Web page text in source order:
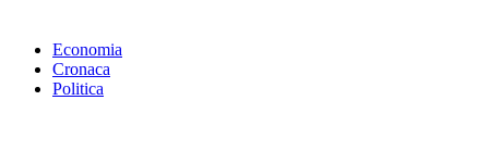
Economia
Cronaca
Politica